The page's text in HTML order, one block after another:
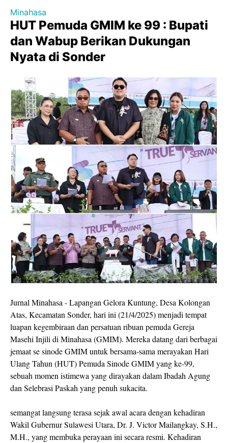
Minahasa
HUT Pemuda GMIM ke 99 : Bupati
dan Wabup Berikan Dukungan
Nyata di Sonder
Jurnal Minahasa - Lapangan Gelora Kuntung, Desa Kolongan
Atas, Kecamatan Sonder, hari ini (21/4/2025) menjadi tempat
luapan kegembiraan dan persatuan ribuan pemuda Gereja
Masehi Injili di Minahasa (GMIM). Mereka datang dari berbagai
jemaat se sinode GMIM untuk bersama-sama merayakan Hari
Ulang Tahun (HUT) Pemuda Sinode GMIM yang ke-99,
sebuah momen istimewa yang dirayakan dalam Ibadah Agung
dan Selebrasi Paskah yang penuh sukacita.
semangat langsung terasa sejak awal acara dengan kehadiran
Wakil Gubernur Sulawesi Utara, Dr. J. Victor Mailangkay, S.H.,
M.H., yang membuka perayaan ini secara resmi. Kehadiran